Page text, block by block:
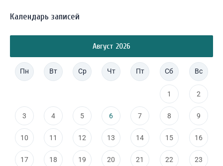
Календарь записей
Август 2026
Пн Вт Ср Чт Пт Сб Вс
1 2
3 4 5 6 7 8 9
10 11 12 13 14 15 16
17 18 19 20 21 22 23